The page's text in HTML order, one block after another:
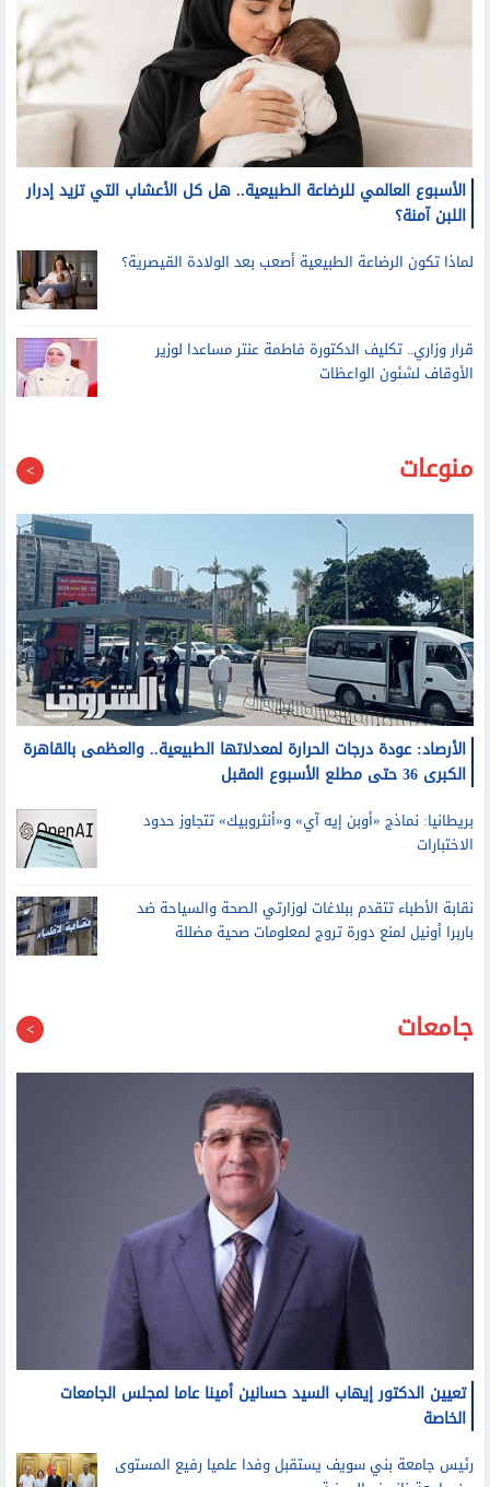
مرأة
الأسبوع العالمي للرضاعة الطبيعية.. هل كل الأعشاب التي تزيد إدرار
اللبن آمنة؟
قرار وزاري.. تكليف الدكتورة فاطمة عنتر مساعدا لوزير
الأوقاف لشئون الواعظات
منوعات
الأرصاد: عودة درجات الحرارة لمعدلاتها الطبيعية.. والعظمى بالقاهرة
الكبرى 36 حتى مطلع الأسبوع المقبل
نقابة الأطباء تتقدم ببلاغات لوزارتي الصحة والسياحة ضد
باربرا أونيل لمنع دورة تروج لمعلومات صحية مضللة